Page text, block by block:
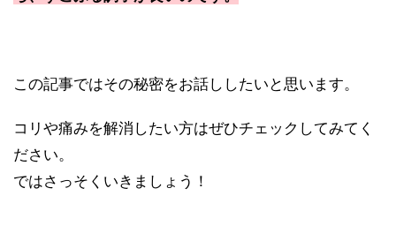
この記事ではその秘密をお話ししたいと思います。
コリや痛みを解消したい方はぜひチェックしてみてく
ださい。
ではさっそくいきましょう！